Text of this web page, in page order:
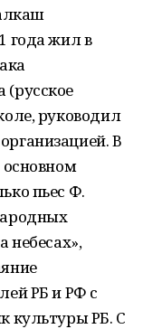
года жил в
(русское
руководил
В
основном
пьес Ф.
небесах»,
РБ и РФ с
культуры РБ. С